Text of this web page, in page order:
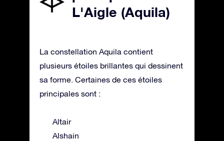
L'Aigle (Aquila)
La constellation Aquila contient
plusieurs étoiles brillantes qui dessinent
sa forme. Certaines de ces étoiles
principales sont :
Altair
Alshain